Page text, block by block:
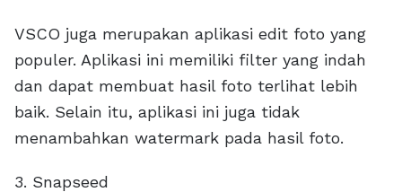
VSCO juga merupakan aplikasi edit foto yang
populer. Aplikasi ini memiliki filter yang indah
dan dapat membuat hasil foto terlihat lebih
baik. Selain itu, aplikasi ini juga tidak
menambahkan watermark pada hasil foto.
3. Snapseed